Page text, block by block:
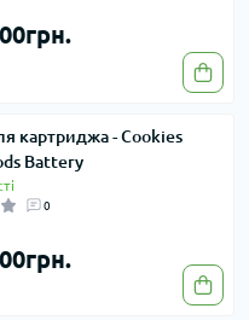
картриджа - Cookies
Battery
0